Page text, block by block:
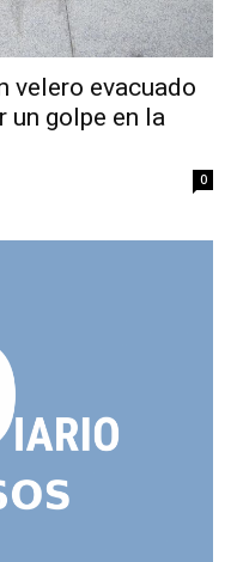
velero evacuado
un golpe en la
0